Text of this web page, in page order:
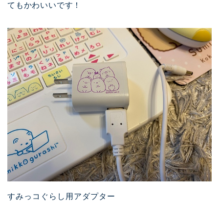
てもかわいいです！
すみっコぐらし用アダプター